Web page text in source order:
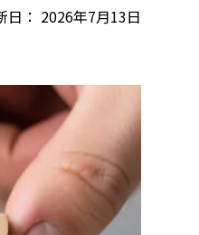
2026年7月13日